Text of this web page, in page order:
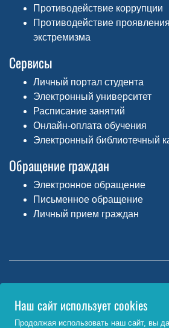
Противодействие коррупции
Противодействие
экстремизма
Сервисы
Личный портал студента
Электронный университет
Расписание занятий
Онлайн-оплата обучения
Электронный библиотечный
Обращение граждан
Электронное обращение
Письменное обращение
Личный прием граждан
Министерство науки и высшего
http://www.minobrnauki.gov.ru/
Наш сайт использует cookies
Продолжая использовать наш сайт, вы